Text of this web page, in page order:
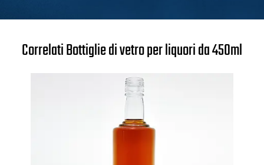
Correlati Bottiglie di vetro per liquori da 450ml